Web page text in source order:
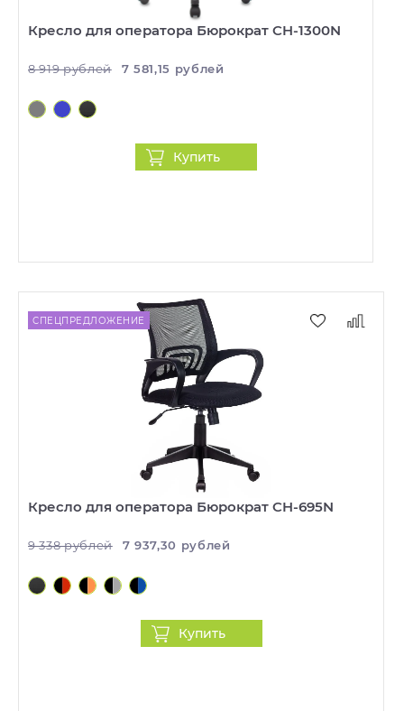
Кресло для оператора Бюрократ CH-1300N
8 919 рублей 7 581,15 рублей
Купить
СПЕЦПРЕДЛОЖЕНИЕ
Кресло для оператора Бюрократ CH-695N
9 338 рублей 7 937,30 рублей
Купить